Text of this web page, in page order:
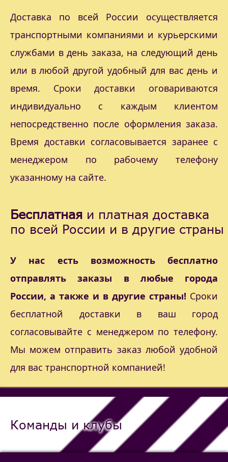
Доставка по всей России осуществляется
транспортными компаниями и курьерскими
службами в день заказа, на следующий день
или в любой другой удобный для вас день и
время. Сроки доставки оговариваются
индивидуально с каждым клиентом
непосредственно после оформления заказа.
Время доставки согласовывается заранее с
менеджером по рабочему телефону
указанному на сайте.
Бесплатная и платная доставка
по всей России и в другие страны
У нас есть возможность бесплатно
отправлять заказы в любые города
России, а также и в другие страны! Сроки
бесплатной доставки в ваш город
согласовывайте с менеджером по телефону.
Мы можем отправить заказ любой удобной
для вас транспортной компанией!
Команды и клубы